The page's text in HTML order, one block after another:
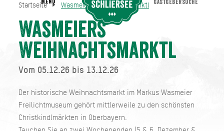
Startseite Wasmeiers Weihnachtsmarktl
Wasmeiers
Weihnachtsmarktl
Vom 05.12.26 bis 13.12.26
Der historische Weihnachtsmarkt im Markus Wasmeier
Freilichtmuseum gehört mittlerweile zu den schönsten
Christkindlmärkten in Oberbayern.
Startseite Wasmeiers Weihnachtsmarktl
MENU GASTGEBERSUCHE